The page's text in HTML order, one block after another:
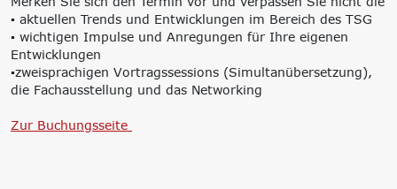
Environmental Product
Declaration (EPD)
▪️ aktuellen Trends und Entwicklungen im Bereich des TSG
▪️ wichtigen Impulse und Anregungen für Ihre eigenen
Entwicklungen
▪️zweisprachigen Vortragssessions (Simultanübersetzung),
die Fachausstellung und das Networking
Zur Buchungsseite